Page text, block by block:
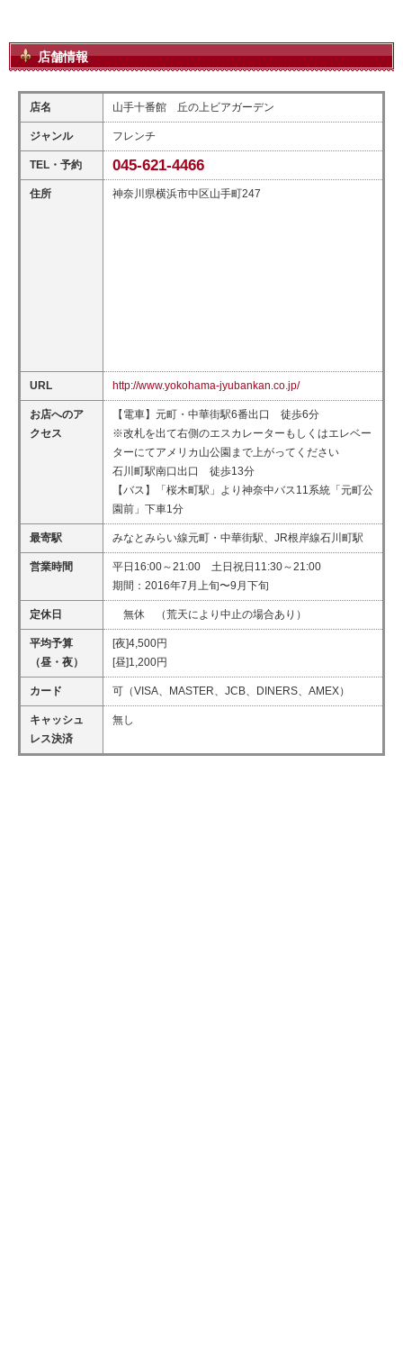
店舗情報
店名 山手十番館 丘の上ビアガーデン
ジャンル フレンチ
TEL・予約 045-621-4466
住所 神奈川県横浜市中区山手町247
URL http://www.yokohama-jyubankan.co.jp/
お店へのア
クセス
【電車】元町・中華街駅6番出口 徒歩6分
※改札を出て右側のエスカレーターもしくはエレベー
ターにてアメリカ山公園まで上がってください
石川町駅南口出口 徒歩13分
【バス】「桜木町駅」より神奈中バス11系統「元町公
園前」下車1分
最寄駅 みなとみらい線元町・中華街駅、JR根岸線石川町駅
営業時間
平日16:00～21:00 土日祝日11:30～21:00
期間：2016年7月上旬〜9月下旬
定休日 無休 （荒天により中止の場合あり）
平均予算
（昼・夜）
[夜]4,500円
[昼]1,200円
カード 可（VISA、MASTER、JCB、DINERS、AMEX）
キャッシュ
レス決済
無し